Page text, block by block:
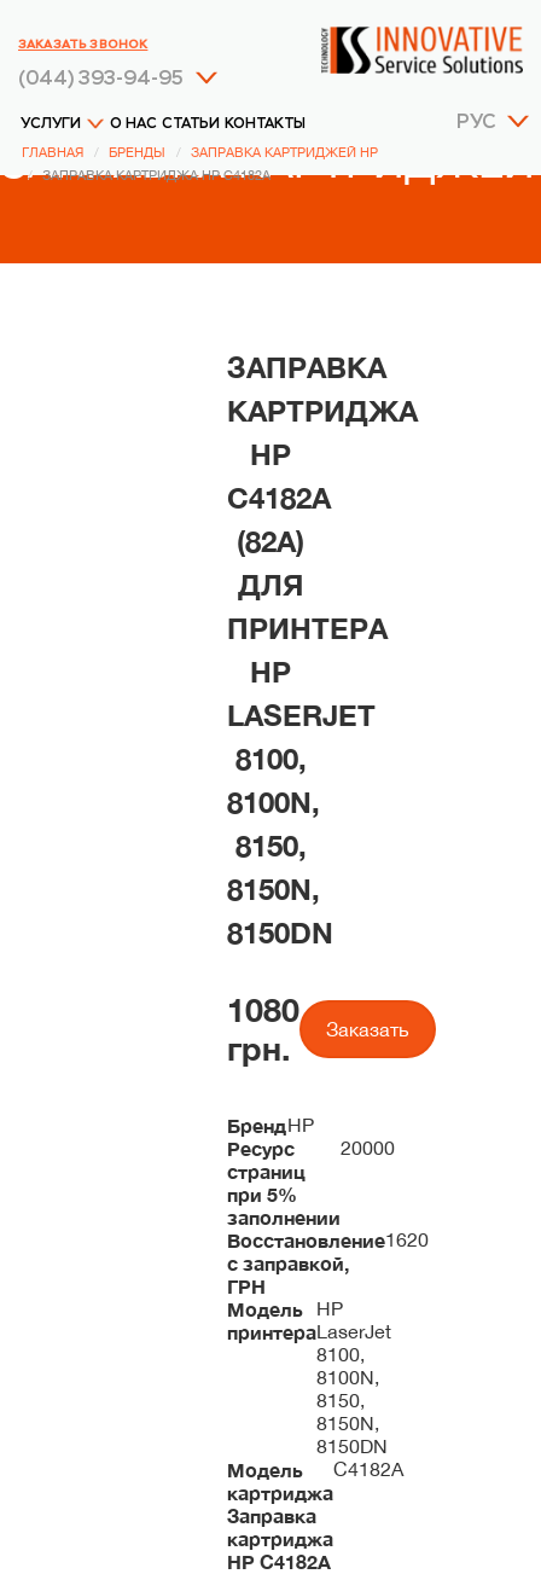
РУС
УСЛУГИ О НАС СТАТЬИ КОНТАКТЫ
(044) 393-94-95
ЗАКАЗАТЬ ЗВОНОК
ГЛАВНАЯ БРЕНДЫ
ЗАПРАВКА КАРТРИДЖЕЙ HP
ЗАПРАВКА КАРТРИДЖА HP C4182A
ЗАПРАВКА КАРТРИДЖЕЙ
HP
ЗАПРАВКА
КАРТРИДЖА
HP
C4182A
(82A)
ДЛЯ
ПРИНТЕРА
HP
LASERJET
8100,
8100N,
8150,
8150N,
8150DN
1080
грн.
Заказать
БрендHP
Ресурс
страниц
при 5%
заполнении
20000
Восстановление
с заправкой,
ГРН
1620
Модель
принтера
HP
LaserJet
8100,
8100N,
8150,
8150N,
8150DN
Модель
картриджа
C4182A
Заправка
картриджа
HP C4182A